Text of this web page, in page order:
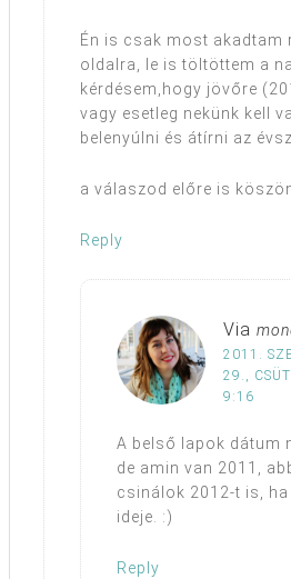
Én is csak most akadtam
oldalra, le is töltöttem a
kérdésem,hogy jövőre
vagy esetleg nekünk kell
belenyúlni és átírni az
a válaszod előre is
Reply
Via
2011.
29.,
9:16
A belső lapok dátum
de amin van 2011,
csinálok 2012-t is,
ideje. :)
Reply